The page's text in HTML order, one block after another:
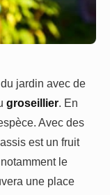
jardin avec de
groseillier. En
Avec des
est un fruit
le
une place